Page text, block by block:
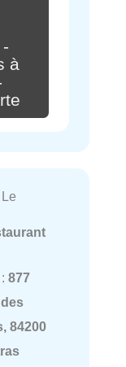
à
877
84200